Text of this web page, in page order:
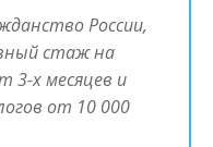
России,
стаж на
3-х месяцев и
от 10 000